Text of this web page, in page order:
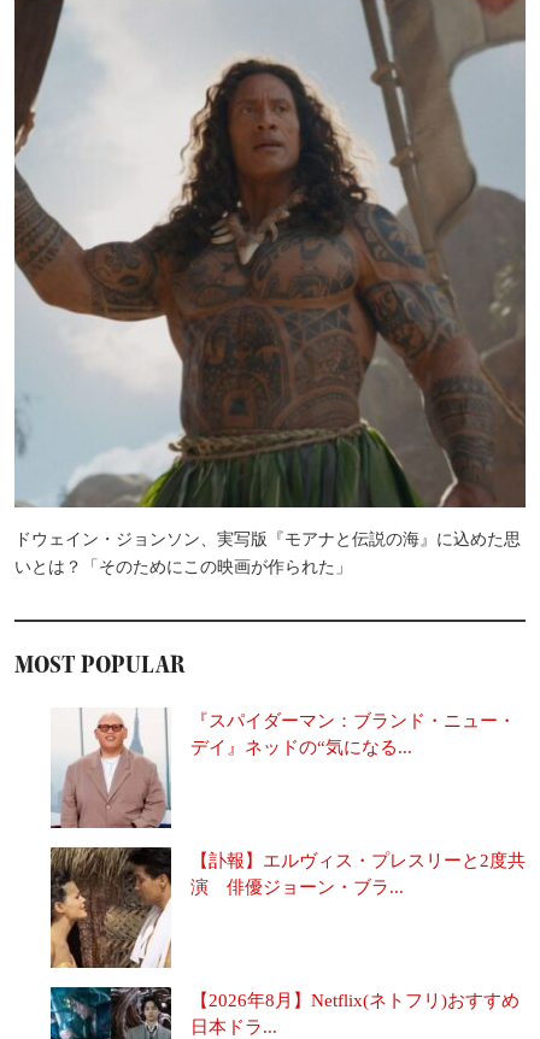
ドウェイン・ジョンソン、実写版『モアナと伝説の海』に込めた思
いとは？「そのためにこの映画が作られた」
MOST POPULAR
『スパイダーマン：ブランド・ニュー・
デイ』ネッドの“気になる...
【訃報】エルヴィス・プレスリーと2度共
演 俳優ジョーン・ブラ...
【2026年8月】Netflix(ネトフリ)おすすめ
日本ドラ...